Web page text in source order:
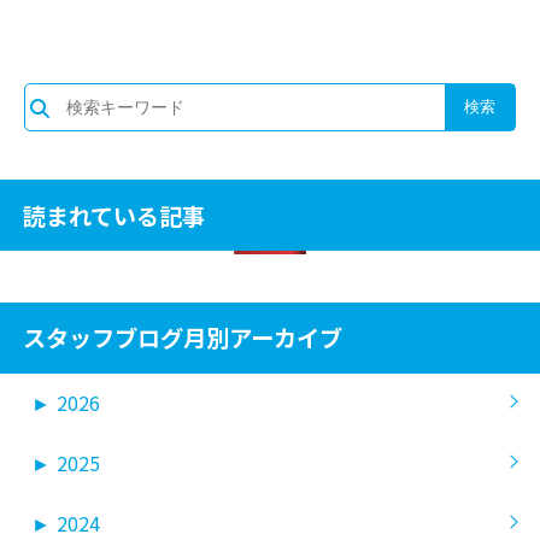
読まれている記事
スタッフブログ月別アーカイブ
► 2026
► 2025
► 2024